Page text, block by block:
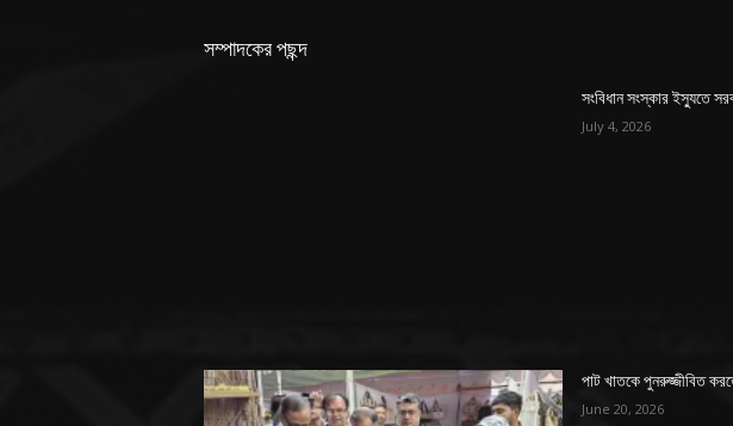
সম্পাদকের পছন্দ
সংবিধান সংস্কার ইস্যুতে
July 4, 2026
পাট খাতকে পুনরুজ্জীবিত
June 20, 2026